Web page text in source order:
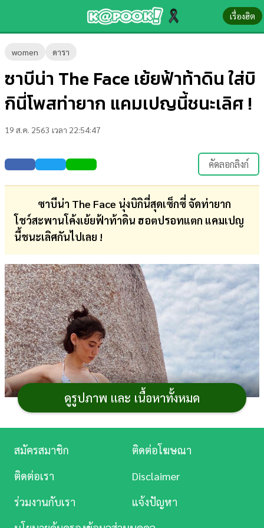
เรื่องฮิต
women ดารา
ซาบีน่า The Face เย้ยฟ้าท้าดิน ใส่บิ
กินี่โพสท่ายาก แคมเปญนี้ชนะเลิศ !
19 ส.ค. 2563 เวลา 22:54:47
คัดลอกลิงก์
ซาบีน่า The Face นุ่งบิกินี่สุดเซ็กซี่ จัดท่ายาก
โชว์สะพานโค้งเย้ยฟ้าท้าดิน ฮอตปรอทแตก แคมเปญ
นี้ชนะเลิศกันไปเลย !
ดูรูปภาพ และ เนื้อหาทั้งหมด
ข่าว-
ความ
รู้
บันเทิง
ตรวจ
ผล
บอล
สด
การ
เงิน
การ
ศึกษา
บันเทิง
ดู
Music
สมัครสมาชิก
ติดต่อโฆษณา
ติดต่อเรา
Disclaimer
ร่วมงานกับเรา
แจ้งปัญหา